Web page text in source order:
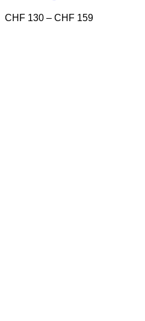
Optionen
CHF 130 – CHF 159Preisspanne: